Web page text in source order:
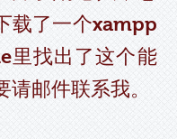
载了一个xampp
里找出了这个能
邮件联系我。